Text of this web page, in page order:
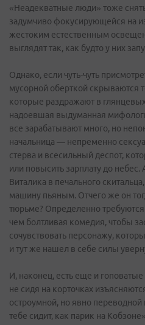
«Неадекватные люди» тоже
задумчиво фокусирующейся на
жестоким естественным
выглядят так, как будто у них
Однако, если чуть-чуть
мусорной оберткой скрываются
которые раздражают в
надоевшая выдуманная
все зарабатывают много, но
начальница — непременно
стерва и всесильный деспот,
или повысить зарплату до небес.
Виталика в печального
машину пьяным. Отчего же он
тюрьме? Определенно требуются
чем болтливая комедия, чтобы
сочувствовать персонажу,
и тут же нашел в себе силы
И, наконец, есть еще и
не сидя на корточках
остроумной, но явно
тебе сидит, как парик на